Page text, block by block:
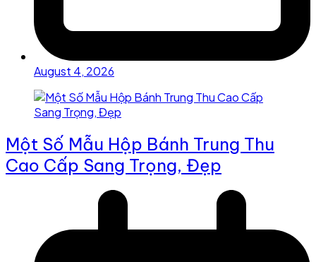
August 4, 2026
Một Số Mẫu Hộp Bánh Trung Thu
Cao Cấp Sang Trọng, Đẹp